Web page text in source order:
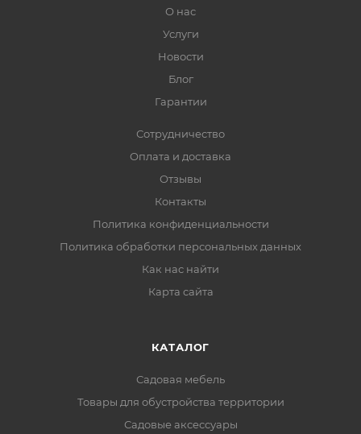
О нас
Услуги
Новости
Блог
Гарантии
Сотрудничество
Оплата и доставка
Отзывы
Контакты
Политика конфиденциальности
Политика обработки персональных данных
Как нас найти
Карта сайта
КАТАЛОГ
Садовая мебель
Товары для обустройства территории
Садовые аксессуары